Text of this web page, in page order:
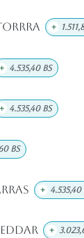
+
+ 4.535,40Bs
+ 4.535,40Bs
Bs
+ 4.535,40
+